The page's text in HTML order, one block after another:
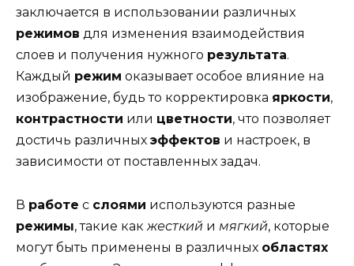
заключается в использовании различных
режимов для изменения взаимодействия
слоев и получения нужного результата.
Каждый режим оказывает особое влияние на
изображение, будь то корректировка яркости,
контрастности или цветности, что позволяет
достичь различных эффектов и настроек, в
зависимости от поставленных задач.
В работе с слоями используются разные
режимы, такие как жесткий и мягкий, которые
могут быть применены в различных областях